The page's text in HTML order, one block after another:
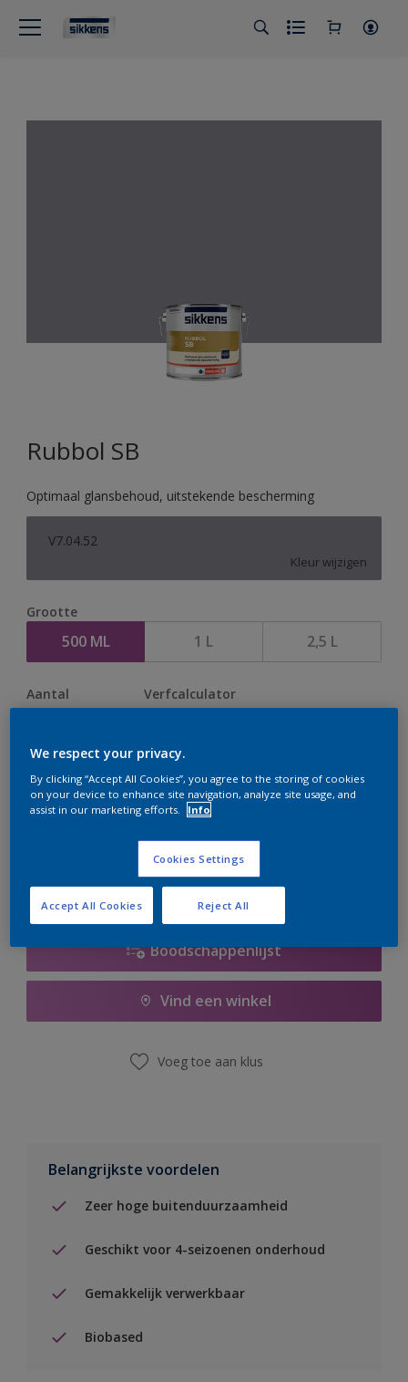
Rubbol SB
Optimaal glansbehoud, uitstekende bescherming
V7.04.52
Kleur wijzigen
Grootte
500 ML 1 L 2,5 L
Aantal Verfcalculator
Op dit moment is het niet mogelijk dit product online
te bestellen. Houd de website in de gaten, we werken
Boodschappenlijst
Vind een winkel
Voeg toe aan klus
Belangrijkste voordelen
Zeer hoge buitenduurzaamheid
Geschikt voor 4-seizoenen onderhoud
Gemakkelijk verwerkbaar
Biobased
We respect your privacy.
By clicking “Accept All Cookies”, you agree to the storing of cookies
on your device to enhance site navigation, analyze site usage, and
assist in our marketing efforts.
Info
Cookies Settings
Reject All
Accept All Cookies